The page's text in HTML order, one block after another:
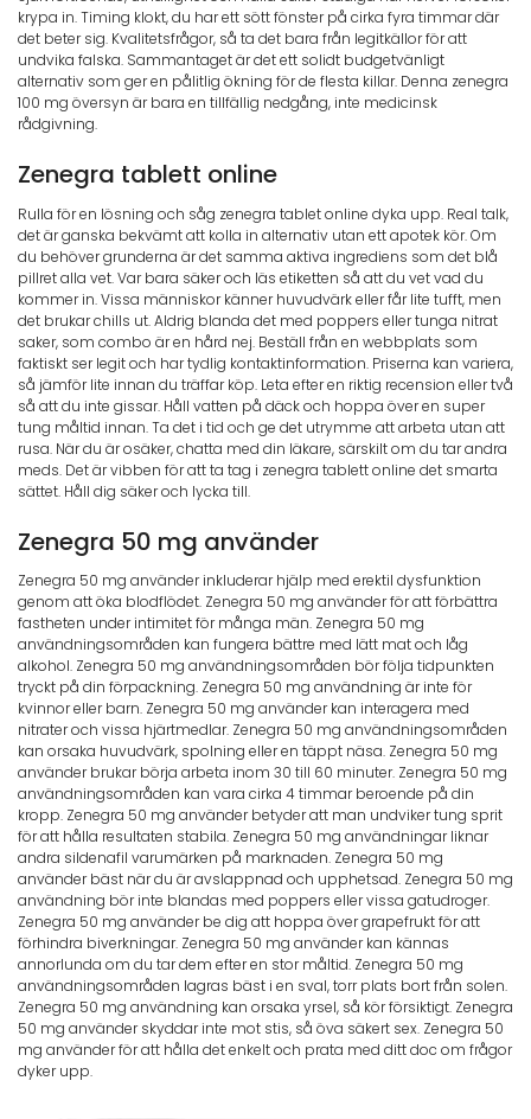
krypa in. Timing klokt, du har ett sött fönster på cirka fyra timmar där
det beter sig. Kvalitetsfrågor, så ta det bara från legitkällor för att
undvika falska. Sammantaget är det ett solidt budgetvänligt
alternativ som ger en pålitlig ökning för de flesta killar. Denna zenegra
100 mg översyn är bara en tillfällig nedgång, inte medicinsk
rådgivning.
Zenegra tablett online
Rulla för en lösning och såg zenegra tablet online dyka upp. Real talk,
det är ganska bekvämt att kolla in alternativ utan ett apotek kör. Om
du behöver grunderna är det samma aktiva ingrediens som det blå
pillret alla vet. Var bara säker och läs etiketten så att du vet vad du
kommer in. Vissa människor känner huvudvärk eller får lite tufft, men
det brukar chills ut. Aldrig blanda det med poppers eller tunga nitrat
saker, som combo är en hård nej. Beställ från en webbplats som
faktiskt ser legit och har tydlig kontaktinformation. Priserna kan variera,
så jämför lite innan du träffar köp. Leta efter en riktig recension eller två
så att du inte gissar. Håll vatten på däck och hoppa över en super
tung måltid innan. Ta det i tid och ge det utrymme att arbeta utan att
rusa. När du är osäker, chatta med din läkare, särskilt om du tar andra
meds. Det är vibben för att ta tag i zenegra tablett online det smarta
sättet. Håll dig säker och lycka till.
Zenegra 50 mg använder
Zenegra 50 mg använder inkluderar hjälp med erektil dysfunktion
genom att öka blodflödet. Zenegra 50 mg använder för att förbättra
fastheten under intimitet för många män. Zenegra 50 mg
användningsområden kan fungera bättre med lätt mat och låg
alkohol. Zenegra 50 mg användningsområden bör följa tidpunkten
tryckt på din förpackning. Zenegra 50 mg användning är inte för
kvinnor eller barn. Zenegra 50 mg använder kan interagera med
nitrater och vissa hjärtmedlar. Zenegra 50 mg användningsområden
kan orsaka huvudvärk, spolning eller en täppt näsa. Zenegra 50 mg
använder brukar börja arbeta inom 30 till 60 minuter. Zenegra 50 mg
användningsområden kan vara cirka 4 timmar beroende på din
kropp. Zenegra 50 mg använder betyder att man undviker tung sprit
för att hålla resultaten stabila. Zenegra 50 mg användningar liknar
andra sildenafil varumärken på marknaden. Zenegra 50 mg
använder bäst när du är avslappnad och upphetsad. Zenegra 50 mg
användning bör inte blandas med poppers eller vissa gatudroger.
Zenegra 50 mg använder be dig att hoppa över grapefrukt för att
förhindra biverkningar. Zenegra 50 mg använder kan kännas
annorlunda om du tar dem efter en stor måltid. Zenegra 50 mg
användningsområden lagras bäst i en sval, torr plats bort från solen.
Zenegra 50 mg användning kan orsaka yrsel, så kör försiktigt. Zenegra
50 mg använder skyddar inte mot stis, så öva säkert sex. Zenegra 50
mg använder för att hålla det enkelt och prata med ditt doc om frågor
dyker upp.